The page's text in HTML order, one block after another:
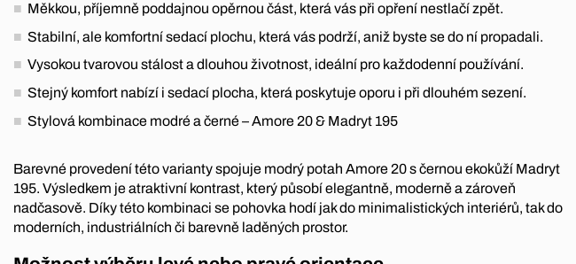
Měkkou, příjemně poddajnou opěrnou část, která vás při opření nestlačí zpět.
Stabilní, ale komfortní sedací plochu, která vás podrží, aniž byste se do ní propadali.
Vysokou tvarovou stálost a dlouhou životnost, ideální pro každodenní používání.
Stejný komfort nabízí i sedací plocha, která poskytuje oporu i při dlouhém sezení.
Stylová kombinace modré a černé – Amore 20 & Madryt 195
Barevné provedení této varianty spojuje modrý potah Amore 20 s černou ekokůží Madryt
195. Výsledkem je atraktivní kontrast, který působí elegantně, moderně a zároveň
nadčasově. Díky této kombinaci se pohovka hodí jak do minimalistických interiérů, tak do
moderních, industriálních či barevně laděných prostor.